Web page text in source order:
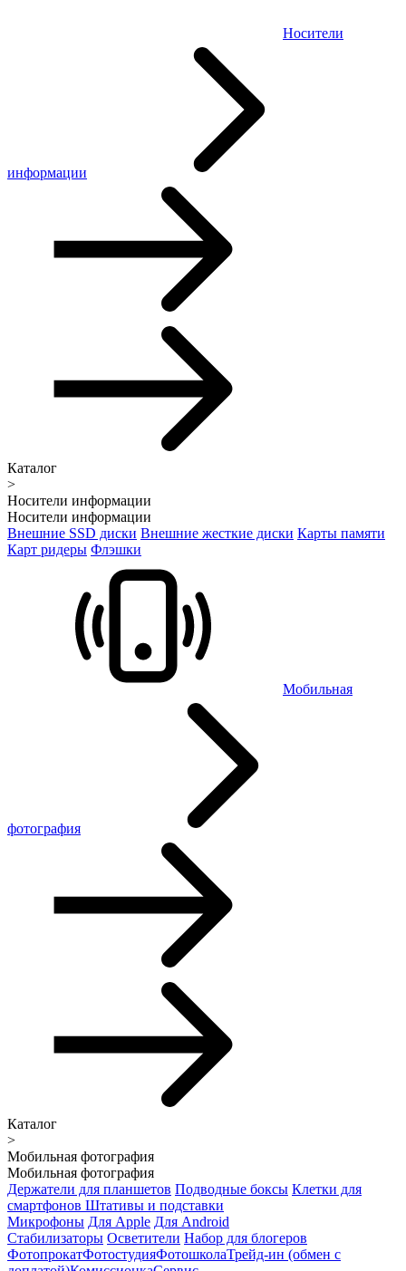
Носители
информации
Каталог
>
Носители информации
Носители информации
Внешние SSD диски Внешние жесткие диски Карты памяти
Карт ридеры Флэшки
Мобильная
фотография
Каталог
>
Мобильная фотография
Мобильная фотография
Держатели для планшетов Подводные боксы Клетки для
смартфонов Штативы и подставки
Микрофоны Для Apple Для Android
Стабилизаторы Осветители Набор для блогеров
ФотопрокатФотостудияФотошколаТрейд-ин (обмен с